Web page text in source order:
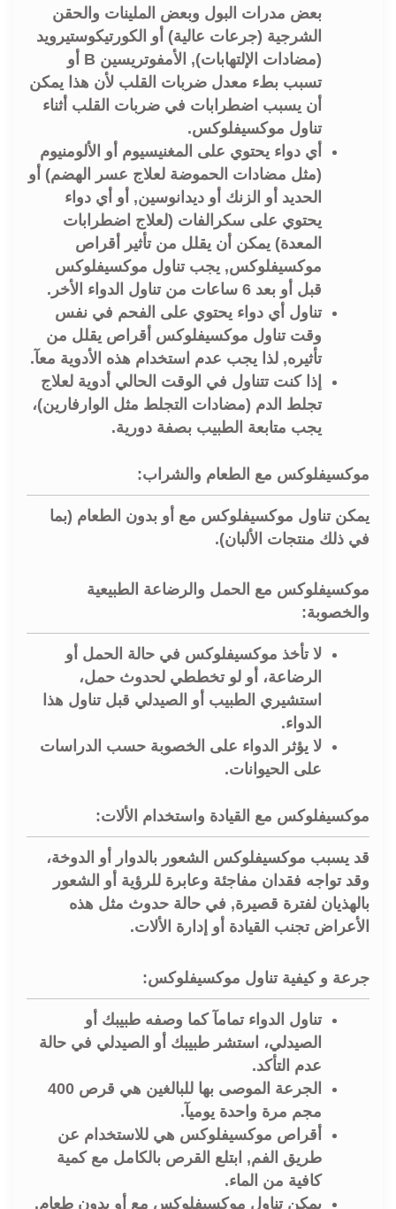
بعض مدرات البول وبعض الملينات والحقن
الشرجية (جرعات عالية) أو الكورتيكوستيرويد
(مضادات الإلتهابات), الأمفوتريسين B أو
تسبب بطء معدل ضربات القلب لأن هذا يمكن
أن يسبب اضطرابات في ضربات القلب أثناء
تناول موكسيفلوكس.
أي دواء يحتوي على المغنيسيوم أو الألومنيوم
(مثل مضادات الحموضة لعلاج عسر الهضم) أو
الحديد أو الزنك أو ديدانوسين, أو أي دواء
يحتوي على سكرالفات (لعلاج اضطرابات
المعدة) يمكن أن يقلل من تأثير أقراص
موكسيفلوكس, يجب تناول موكسيفلوكس
قبل أو بعد 6 ساعات من تناول الدواء الأخر.
تناول أي دواء يحتوي على الفحم في نفس
وقت تناول موكسيفلوكس أقراص يقلل من
تأثيره, لذا يجب عدم استخدام هذه الأدوية معآ.
إذا كنت تتناول في الوقت الحالي أدوية لعلاج
تجلط الدم (مضادات التجلط مثل الوارفارين)،
يجب متابعة الطبيب بصفة دورية.
موكسيفلوكس مع الطعام والشراب:
يمكن تناول موكسيفلوكس مع أو بدون الطعام (بما
في ذلك منتجات الألبان).
موكسيفلوكس مع الحمل والرضاعة الطبيعية
والخصوبة:
لا تأخذ موكسيفلوكس في حالة الحمل أو
الرضاعة، أو لو تخططي لحدوث حمل،
استشيري الطبيب أو الصيدلي قبل تناول هذا
الدواء.
لا يؤثر الدواء على الخصوبة حسب الدراسات
على الحيوانات.
موكسيفلوكس مع القيادة واستخدام الألات:
قد يسبب موكسيفلوكس الشعور بالدوار أو الدوخة،
وقد تواجه فقدان مفاجئة وعابرة للرؤية أو الشعور
بالهذيان لفترة قصيرة, في حالة حدوث مثل هذه
الأعراض تجنب القيادة أو إدارة الألات.
جرعة و كيفية تناول موكسيفلوكس:
تناول الدواء تمامآ كما وصفه طبيبك أو
الصيدلي، استشر طبيبك أو الصيدلي في حالة
عدم التأكد.
الجرعة الموصى بها للبالغين هي قرص 400
مجم مرة واحدة يوميآ.
أقراص موكسيفلوكس هي للاستخدام عن
طريق الفم, ابتلع القرص بالكامل مع كمية
كافية من الماء.
يمكن تناول موكسيفلوكس مع أو بدون طعام.